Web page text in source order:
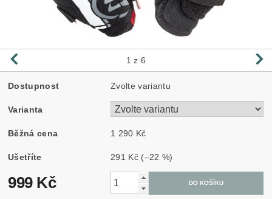
1 z 6
Dostupnost Zvolte variantu
Varianta
Běžná cena 1 290 Kč
Ušetříte 291 Kč (–22 %)
999 Kč